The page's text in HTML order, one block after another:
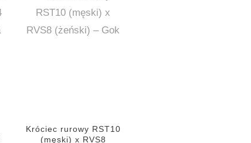
Króciec rurowy RST10
(męski) x RVS8